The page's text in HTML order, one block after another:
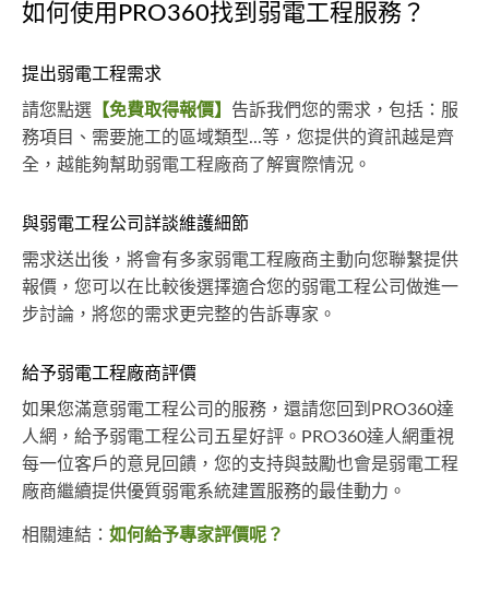
如何使用PRO360找到弱電工程服務？
提出弱電工程需求
請您點選 【免費取得報價】 告訴我們您的需求，包括：服
務項目、需要施工的區域類型...等，您提供的資訊越是齊
全，越能夠幫助弱電工程廠商了解實際情況。
與弱電工程公司詳談維護細節
需求送出後，將會有多家弱電工程廠商主動向您聯繫提供
報價，您可以在比較後選擇適合您的弱電工程公司做進一
步討論，將您的需求更完整的告訴專家。
給予弱電工程廠商評價
如果您滿意弱電工程公司的服務，還請您回到PRO360達
人網，給予弱電工程公司五星好評。PRO360達人網重視
每一位客戶的意見回饋，您的支持與鼓勵也會是弱電工程
廠商繼續提供優質弱電系統建置服務的最佳動力。
相關連結： 如何給予專家評價呢？